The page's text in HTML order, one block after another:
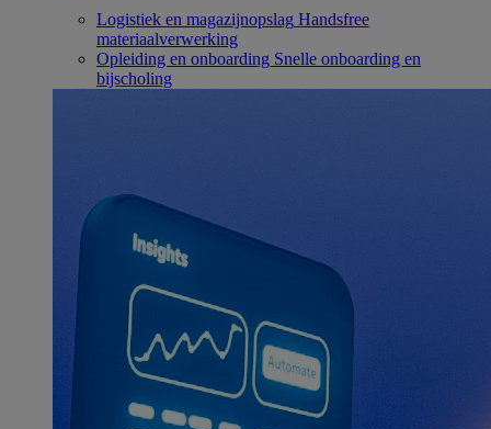
Logistiek en magazijnopslag Handsfree
materiaalverwerking
Opleiding en onboarding Snelle onboarding en
bijscholing